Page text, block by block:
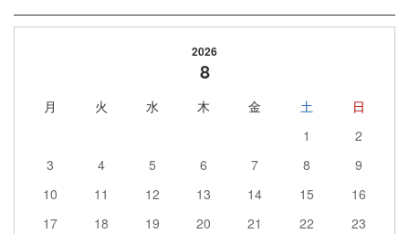
数リ
ン
数
2026
8
月 火 水 木 金 土
日
1
2
3
4 5 6 7 8
9
10
11 12 13 14 15
16
17
18 19 20 21 22 23